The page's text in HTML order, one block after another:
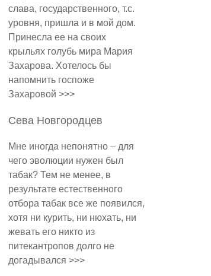
слава, государственного, т.с.
уровня, пришла и в мой дом.
Принесла ее на своих
крыльях голубь мира Мария
Захарова. Хотелось бы
напомнить госпоже
Захаровой >>>
Сева Новгородцев
Мне иногда непонятно – для
чего эволюции нужен был
табак? Тем не менее, в
результате естественного
отбора табак все же появился,
хотя ни курить, ни нюхать, ни
жевать его никто из
питекантропов долго не
догадывался >>>